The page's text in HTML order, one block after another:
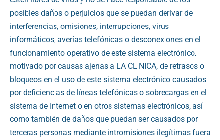
posibles daños o perjuicios que se puedan derivar de
interferencias, omisiones, interrupciones, virus
informáticos, averías telefónicas o desconexiones en el
funcionamiento operativo de este sistema electrónico,
motivado por causas ajenas a LA CLINICA, de retrasos o
bloqueos en el uso de este sistema electrónico causados
por deficiencias de líneas telefónicas o sobrecargas en el
sistema de Internet o en otros sistemas electrónicos, así
como también de daños que puedan ser causados por
terceras personas mediante intromisiones ilegítimas fuera